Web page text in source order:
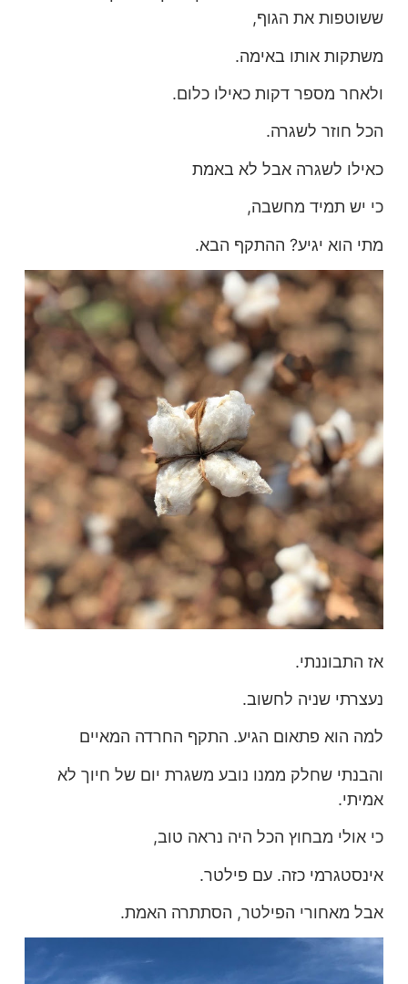
ששוטפות את הגוף,
משתקות אותו באימה.
ולאחר מספר דקות כאילו כלום.
הכל חוזר לשגרה.
כאילו לשגרה אבל לא באמת
כי יש תמיד מחשבה,
מתי הוא יגיע? ההתקף הבא.
אז התבוננתי.
נעצרתי שניה לחשוב.
למה הוא פתאום הגיע. התקף החרדה המאיים
והבנתי שחלק ממנו נובע משגרת יום של חיוך לא
אמיתי.
כי אולי מבחוץ הכל היה נראה טוב,
אינסטגרמי כזה. עם פילטר.
אבל מאחורי הפילטר, הסתתרה האמת.